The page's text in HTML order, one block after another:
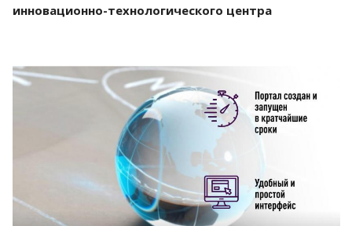
инновационно-технологического центра
Смотреть проект